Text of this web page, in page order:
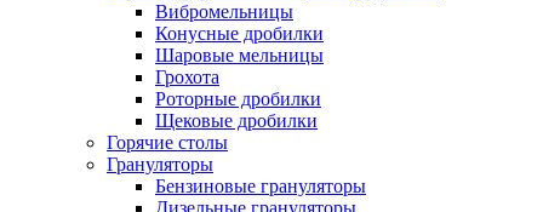
Вибромельницы
Конусные дробилки
Шаровые мельницы
Грохота
Роторные дробилки
Щековые дробилки
Горячие столы
Грануляторы
Бензиновые грануляторы
Дизельные грануляторы